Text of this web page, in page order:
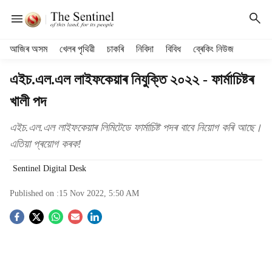
আজিৰ অসম খেলৰ পৃথিৱী চাকৰি নিবিদা বিবিধ ব্ৰেকিং নিউজ
এইচ.এল.এল লাইফকেয়াৰ নিযুক্তি ২০২২ - ফাৰ্মাচিষ্টৰ
খালী পদ
এইচ.এল.এল লাইফকেয়াৰ লিমিটেডে ফাৰ্মাচিষ্ট পদৰ বাবে নিয়োগ কৰি আছে।
এতিয়া প্ৰয়োগ কৰক!
Sentinel Digital Desk
Published on :15 Nov 2022, 5:50 AM
S